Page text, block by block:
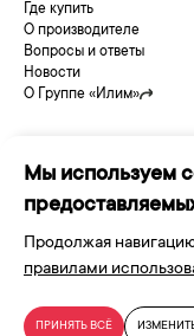
Где купить
О производителе
Вопросы и ответы
Новости
О Группе «Илим»
Политика
Мы используем
Продолжая
правилами
ПРИНЯТЬ ВСЁ